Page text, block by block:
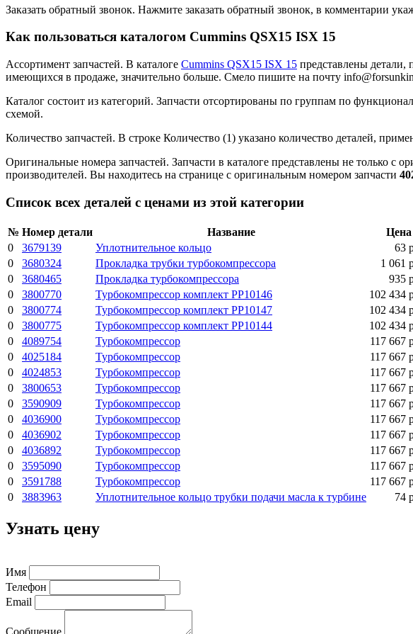
Заказать обратный звонок. Нажмите заказать обратный звонок, в комментарии
Как пользоваться каталогом Cummins QSX15 ISX 15
Ассортимент запчастей. В каталоге Cummins QSX15 ISX 15 представлены детали,
имеющихся в продаже, значительно больше. Смело пишите на почту
Каталог состоит из категорий. Запчасти отсортированы по группам по
схемой.
Количество запчастей. В строке Количество (1) указано количество деталей,
Оригинальные номера запчастей. Запчасти в каталоге представлены не только с
производителей. Вы находитесь на странице с оригинальным номером запчасти
Список всех деталей с ценами из этой категории
№ Номер детали Название
Цена
0
3679139 Уплотнительное кольцо
63
0
3680324 Прокладка трубки турбокомпрессора
1 061
0
3680465 Прокладка турбокомпрессора
935
0
3800770 Турбокомпрессор комплект PP10146
102 434
0
3800774 Турбокомпрессор комплект PP10147
102 434
0
3800775 Турбокомпрессор комплект PP10144
102 434
0
4089754 Турбокомпрессор
117 667
0
4025184 Турбокомпрессор
117 667
0
4024853 Турбокомпрессор
117 667
0
3800653 Турбокомпрессор
117 667
0
3590909 Турбокомпрессор
117 667
0
4036900 Турбокомпрессор
117 667
0
4036902 Турбокомпрессор
117 667
0
4036892 Турбокомпрессор
117 667
0
3595090 Турбокомпрессор
117 667
0
3591788 Турбокомпрессор
117 667
0
3883963 Уплотнительное кольцо трубки подачи масла к турбине 74
Узнать цену
Имя
Телефон
Email